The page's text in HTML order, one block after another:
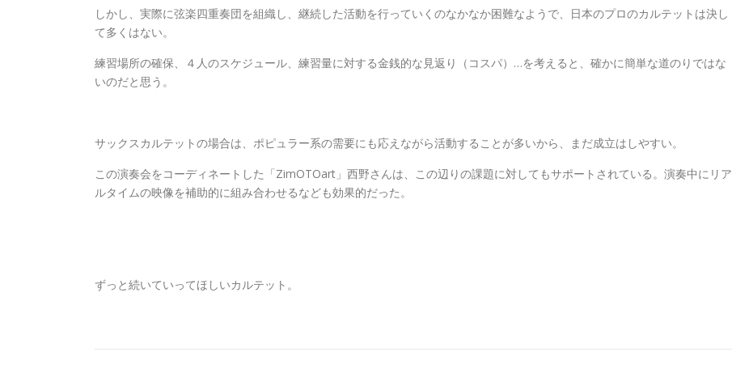
しかし、実際に弦楽四重奏団を組織し、継続した活動を行っていくのなかなか困難なようで、日本のプロのカルテットは決し
て多くはない。
練習場所の確保、４人のスケジュール、練習量に対する金銭的な見返り（コスパ）…を考えると、確かに簡単な道のりではな
いのだと思う。
サックスカルテットの場合は、ポピュラー系の需要にも応えながら活動することが多いから、まだ成立はしやすい。
この演奏会をコーディネートした「ZimOTOart」西野さんは、この辺りの課題に対してもサポートされている。演奏中にリア
ルタイムの映像を補助的に組み合わせるなども効果的だった。
ずっと続いていってほしいカルテット。